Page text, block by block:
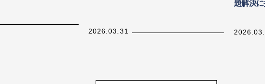
2026.03.31
題解決